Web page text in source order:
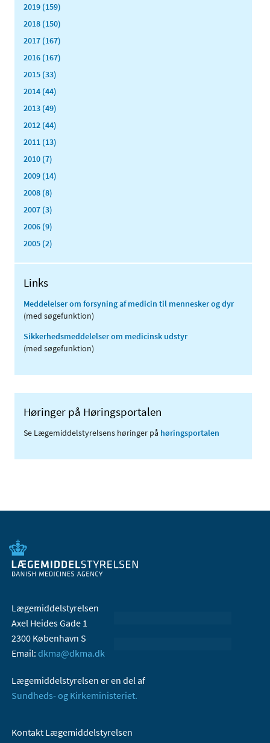
2019 (159)
2018 (150)
2017 (167)
2016 (167)
2015 (33)
2014 (44)
2013 (49)
2012 (44)
2011 (13)
2010 (7)
2009 (14)
2008 (8)
2007 (3)
2006 (9)
2005 (2)
Links
Meddelelser om forsyning af medicin til mennesker og dyr
(med søgefunktion)
Sikkerhedsmeddelelser om medicinsk udstyr
(med søgefunktion)
Høringer på Høringsportalen
Se Lægemiddelstyrelsens høringer på høringsportalen
Lægemiddelstyrelsen
Axel Heides Gade 1
2300 København S
Email: dkma@dkma.dk
Lægemiddelstyrelsen er en del af
Sundheds- og Kirkeministeriet.
Kontakt Lægemiddelstyrelsen